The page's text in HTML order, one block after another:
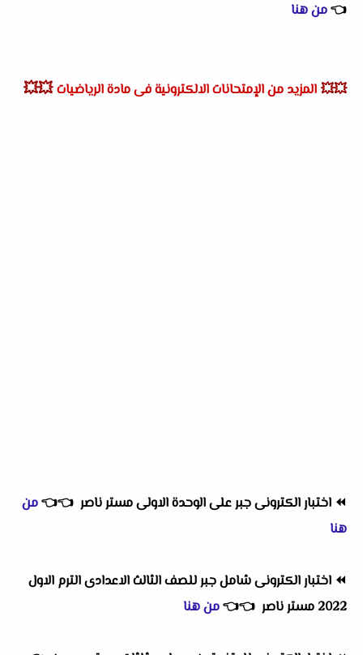
👈من هنا
💥💥 المزيد من الإمتحانات الالكترونية فى مادة الرياضيات 💥💥
⏪ اختبار الكترونى جبر على الوحدة الاولى مستر ناصر 👈
👈من
هنا
⏪ اختبار الكترونى شامل جبر للصف الثالث الاعدادى الترم الاول
2022 مستر ناصر
👈
👈من هنا